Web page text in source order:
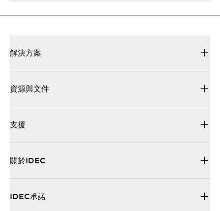
解決方案
資源與文件
支援
關於IDEC
IDEC承諾